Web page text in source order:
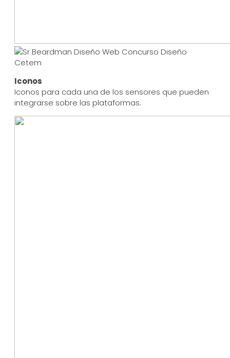
Iconos
Iconos para cada una de los sensores que pueden
integrarse sobre las plataformas.